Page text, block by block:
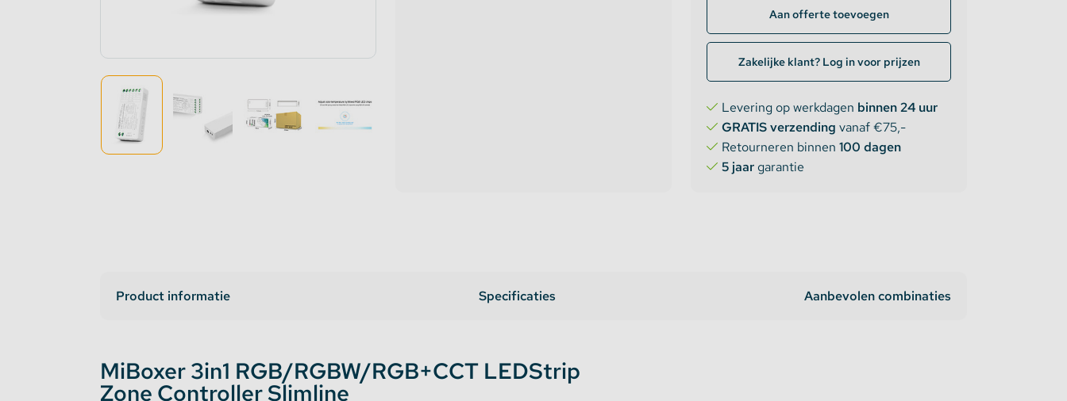
Fase aansnijding en fase afsnijding
Stekkerdozen
Accessoires Lumines
Aan offerte toevoegen
Zakelijke klant? Log in voor prijzen
Levering op werkdagen binnen 24 uur
GRATIS verzending vanaf €75,-
Retourneren binnen 100 dagen
5 jaargarantie
Product informatie Specificaties Aanbevolen combinaties
MiBoxer 3in1 RGB/RGBW/RGB+CCT LEDStrip
Zone Controller Slimline